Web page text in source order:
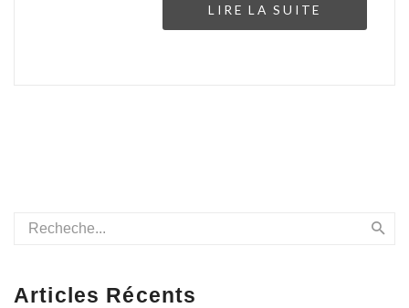
LIRE LA SUITE
Articles Récents